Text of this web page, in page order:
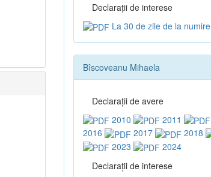
Declaraţii de interese
La 30 de zile de la numire
Bîscoveanu Mihaela
Declaraţii de avere
2010
2011
2016
2017 2018
2023
2024
Declaraţii de interese